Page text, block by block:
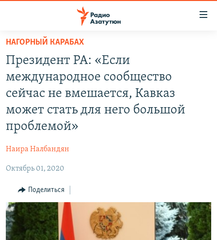
Перейти
основному
содержанию
Перейти
основной
навигации
Перейти
НОВОСТИ
ПОЛИТИКА
ЭКОНОМИКА
НАГОРНЫЙ КАРАБАХ
КУЛЬТУРА
СПОРТ
АРХИВ
Հայերեն
НАГОРНЫЙ КАРАБАХ
Президент РА: «Если
международное сообщество
сейчас не вмешается, Кавказ
может стать для него большой
проблемой»
Наира Налбандян
Октябрь 01, 2020
Поделиться